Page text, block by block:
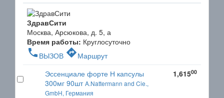
ЗдравСити
Москва, Арсюкова, д. 5, а
Время работы: Круглосуточно
phone ВЫЗОВ directionsМаршрут
Эссенциале форте Н капсулы
300мг 90штA.Nattermann and Cie.,
GmbH, Германия
1,61500